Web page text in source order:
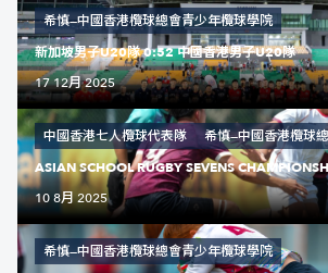
希慎—中國香港欖球總會青少年欖球學院
新加坡男子U20隊 0:52 中國香港男子U20隊
17 12月 2025
中國香港七人欖球代表隊
希慎—中國香港欖球
ASIAN SCHOOL RUGBY SEVENS
10 8月 2025
希慎—中國香港欖球總會青少年欖球學院